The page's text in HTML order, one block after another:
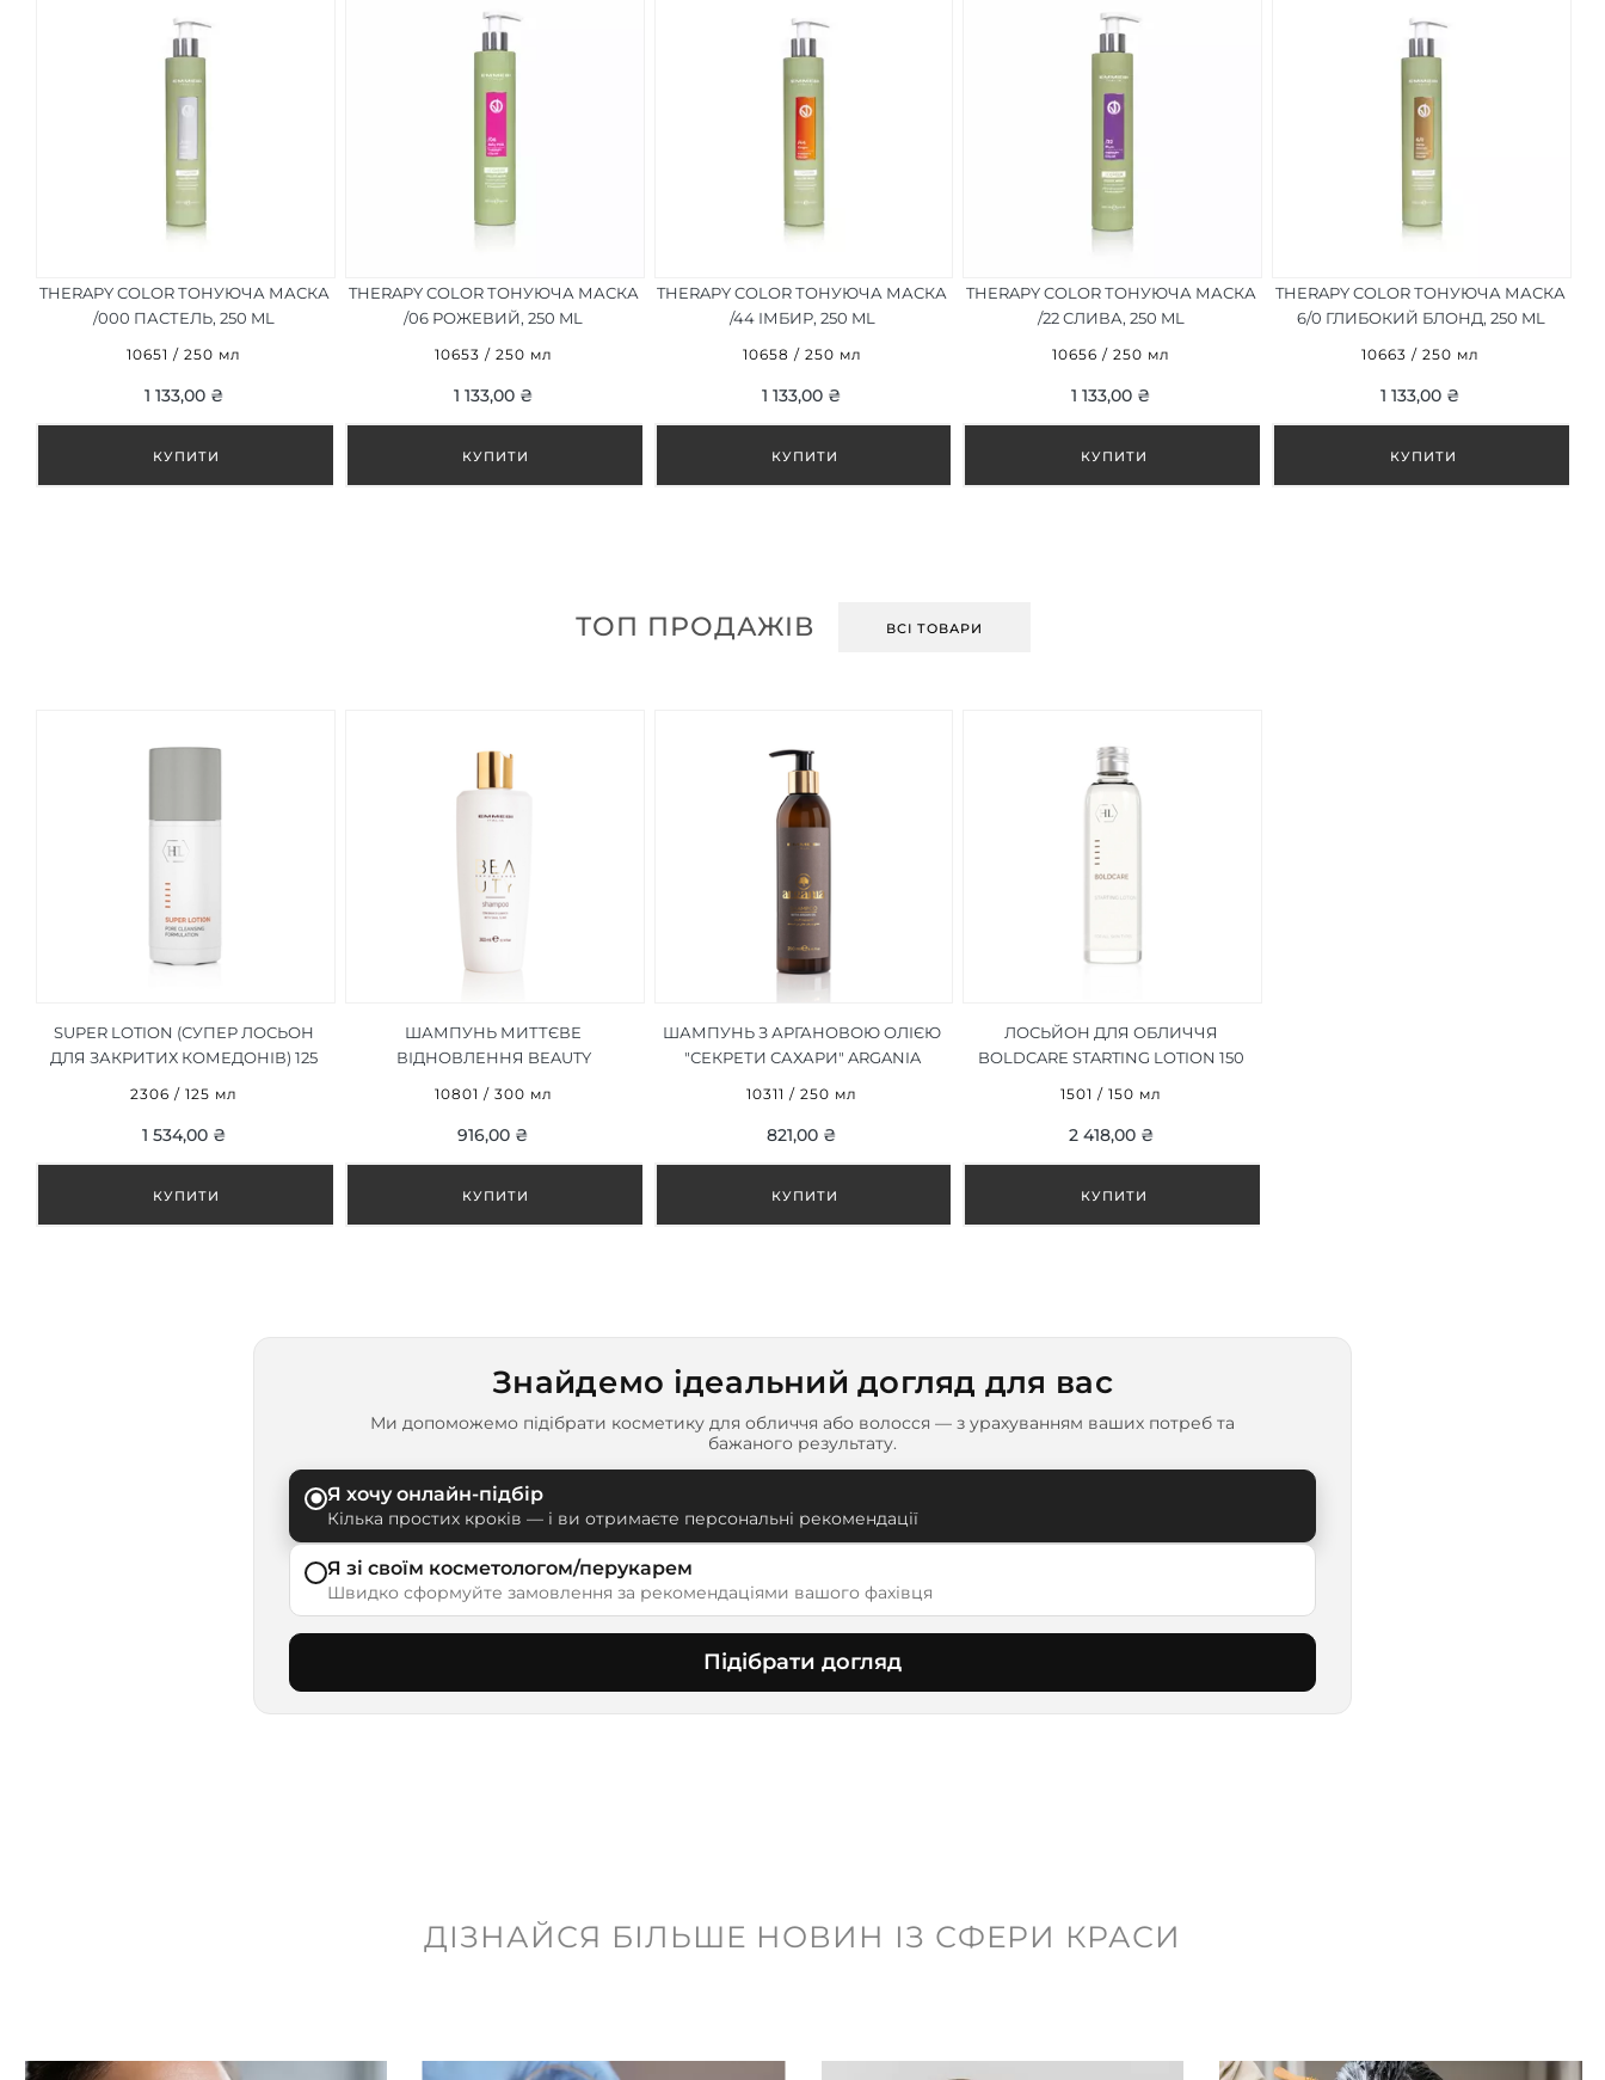
THERAPY COLOR ТОНУЮЧА МАСКА
/000 ПАСТЕЛЬ, 250 ML
10651 / 250 мл
1 133,00 ₴
THERAPY COLOR ТОНУЮЧА МАСКА
/06 РОЖЕВИЙ, 250 ML
10653 / 250 мл
1 133,00 ₴
THERAPY COLOR ТОНУЮЧА МАСКА
/44 ІМБИР, 250 ML
10658 / 250 мл
1 133,00 ₴
THERAPY COLOR ТОНУЮЧА МАСКА
/22 СЛИВА, 250 ML
10656 / 250 мл
1 133,00 ₴
THERAPY COLOR ТОНУЮЧА МАСКА
6/0 ГЛИБОКИЙ БЛОНД, 250 ML
10663 / 250 мл
1 133,00 ₴
ТОП ПРОДАЖІВ ВСІ ТОВАРИ
SUPER LOTION (СУПЕР ЛОСЬОН
ДЛЯ ЗАКРИТИХ КОМЕДОНІВ) 125
2306 / 125 мл
1 534,00 ₴
ШАМПУНЬ МИТТЄВЕ
ВІДНОВЛЕННЯ BEAUTY
SHAMPOO, 300 ML
10801 / 300 мл
916,00 ₴
ШАМПУНЬ З АРГАНОВОЮ ОЛІЄЮ
"СЕКРЕТИ САХАРИ" ARGANIA
10311 / 250 мл
821,00 ₴
ЛОСЬЙОН ДЛЯ ОБЛИЧЧЯ
BOLDCARE STARTING LOTION 150
1501 / 150 мл
2 418,00 ₴
Знайдемо ідеальний догляд для вас
Ми допоможемо підібрати косметику для обличчя або волосся — з урахуванням ваших потреб та
бажаного результату.
Я хочу онлайн-підбір
Кілька простих кроків — і ви отримаєте персональні рекомендації
Я зі своїм косметологом/перукарем
Швидко сформуйте замовлення за рекомендаціями вашого фахівця
Підібрати догляд
ДІЗНАЙСЯ БІЛЬШЕ НОВИН ІЗ СФЕРИ КРАСИ